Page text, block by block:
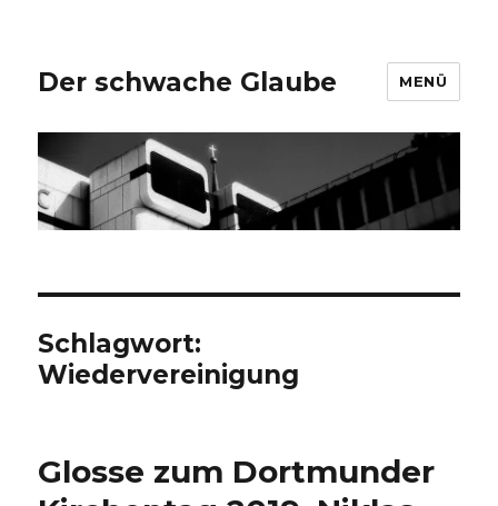
Der schwache Glaube MENÜ
Schlagwort:
Wiedervereinigung
Glosse zum Dortmunder